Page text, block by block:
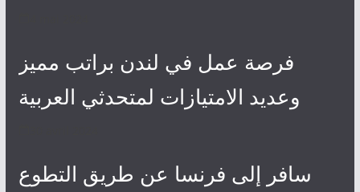
فرصة عمل في لندن براتب مميز
وعديد الامتيازات لمتحدثي العربية
سافر إلى فرنسا عن طريق التطوع